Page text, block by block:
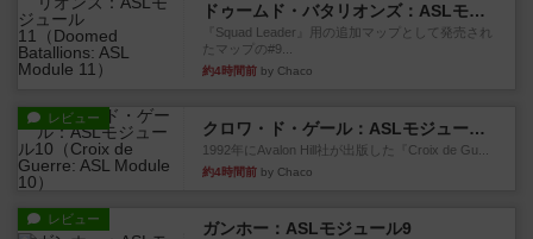
ドゥームド・バタリオンズ：ASLモジュール11
『Squad Leader』用の追加マップとして発売され
たマップの#9...
約4時間前 by Chaco
レビュー
クロワ・ド・ゲール：ASLモジュール10
1992年にAvalon Hill社が出版した『Croix de Gu...
約4時間前 by Chaco
レビュー ガンホー：ASLモジュール9